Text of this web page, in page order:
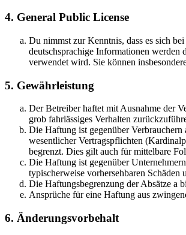
4. General Public License
Du nimmst zur Kenntnis, dass es sich
deutschsprachige Informationen
verwendet wird. Sie können
5. Gewährleistung
Der Betreiber haftet mit Ausnahme der
grob fahrlässiges Verhalten
Die Haftung ist gegenüber
wesentlicher Vertragspflichten
begrenzt. Dies gilt auch für mittelbare
Die Haftung ist gegenüber
typischerweise vorhersehbaren
Die Haftungsbegrenzung der Absätze a
Ansprüche für eine Haftung aus
6. Änderungsvorbehalt